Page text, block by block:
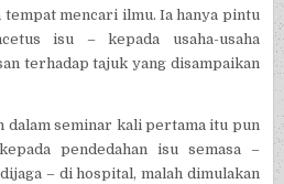
tempat mencari ilmu. Ia hanya pintu
isu – kepada usaha-usaha
terhadap tajuk yang disampaikan
dalam seminar kali pertama itu pun
pendedahan isu semasa –
– di hospital, malah dimulakan